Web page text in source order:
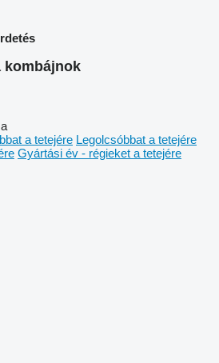
kombájnok
a tetejére Legolcsóbbat a tetejére
Gyártási év - régieket a tetejére